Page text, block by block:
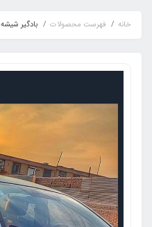
خانه فهرست محصولات بادگیر شیشه 4 درب شاهین